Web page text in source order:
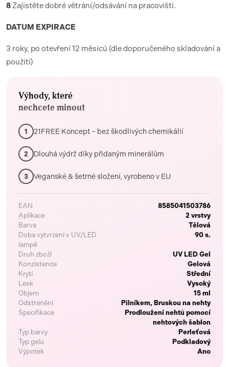
8 Zajistěte dobré větrání/odsávání na pracovišti.
DATUM EXPIRACE
3 roky, po otevření 12 měsíců (dle doporučeného skladování a
použití)
Výhody, které
nechcete minout
1 21FREE Koncept – bez škodlivých chemikálií
2 Dlouhá výdrž díky přidaným minerálům
3 Veganské & šetrné složení, vyrobeno v EU
EAN
8585041503786
Aplikace
2 vrstvy
Barva
Tělová
Doba vytvrzení v UV/LED
lampě
90 s.
Druh zboží
UV LED Gel
Konzistence
Gelová
Krytí
Střední
Lesk
Vysoký
Objem
15 ml
Odstranění
Pilníkem, Bruskou na nehty
Specifikace
Prodloužení nehtů pomocí
nehtových šablon
Typ barvy
Perleťová
Typ gelu
Podkladový
Výpotek
Ano